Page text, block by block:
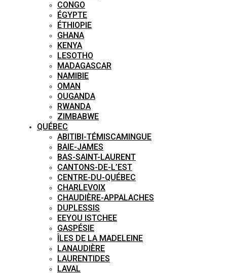
CONGO
ÉGYPTE
ÉTHIOPIE
GHANA
KENYA
LESOTHO
MADAGASCAR
NAMIBIE
OMAN
OUGANDA
RWANDA
ZIMBABWE
QUÉBEC
ABITIBI-TÉMISCAMINGUE
BAIE-JAMES
BAS-SAINT-LAURENT
CANTONS-DE-L’EST
CENTRE-DU-QUÉBEC
CHARLEVOIX
CHAUDIÈRE-APPALACHES
DUPLESSIS
EEYOU ISTCHEE
GASPÉSIE
ÎLES DE LA MADELEINE
LANAUDIÈRE
LAURENTIDES
LAVAL